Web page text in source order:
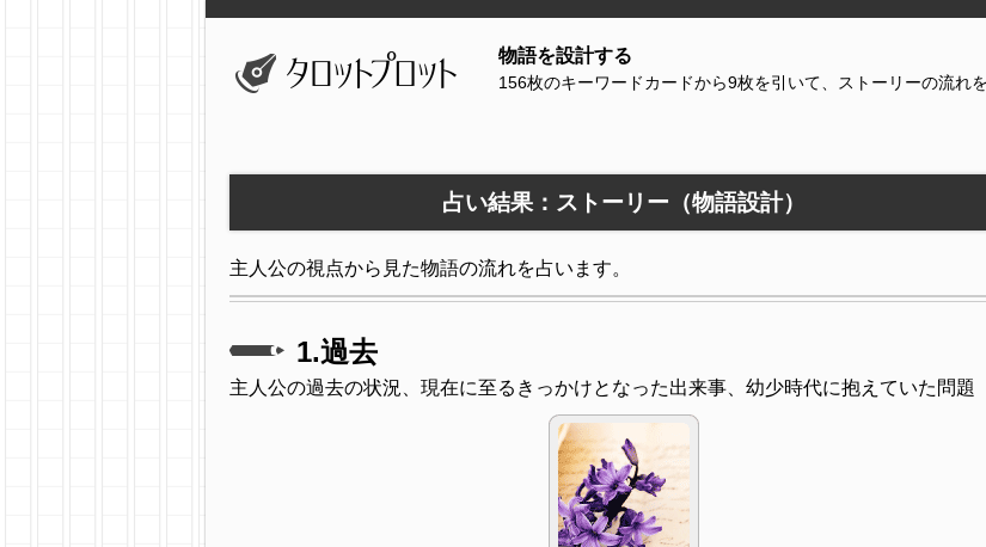
物語を設計する
156枚のキーワードカードから9枚を引いて、ストーリーの流れを
占い結果：ストーリー（物語設計）
主人公の視点から見た物語の流れを占います。
1.過去
主人公の過去の状況、現在に至るきっかけとなった出来事、幼少時代に抱えていた問題